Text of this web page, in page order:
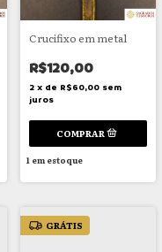
Crucifixo em metal
R$120,00
2 x de R$60,00 sem
juros
1em estoque
GRÁTIS